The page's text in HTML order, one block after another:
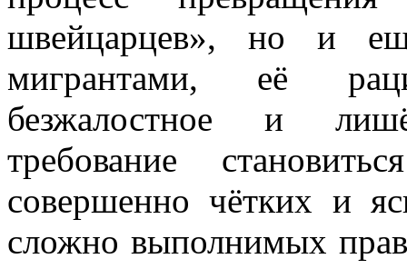
швейцарцев», но и
мигрантами, её
безжалостное и
требование
совершенно чётких и
сложно выполнимых